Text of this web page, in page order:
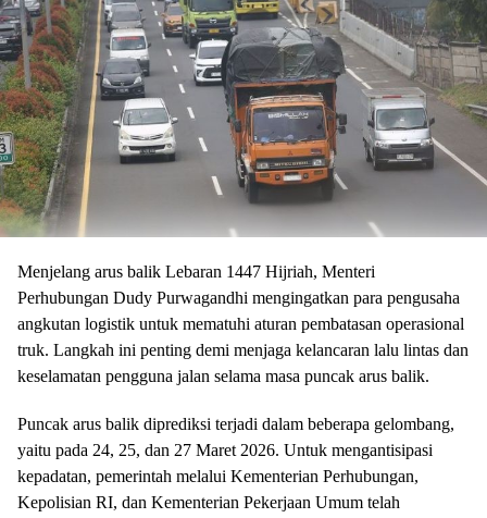
Menjelang arus balik Lebaran 1447 Hijriah, Menteri
Perhubungan Dudy Purwagandhi mengingatkan para pengusaha
angkutan logistik untuk mematuhi aturan pembatasan operasional
truk. Langkah ini penting demi menjaga kelancaran lalu lintas dan
keselamatan pengguna jalan selama masa puncak arus balik.
Puncak arus balik diprediksi terjadi dalam beberapa gelombang,
yaitu pada 24, 25, dan 27 Maret 2026. Untuk mengantisipasi
kepadatan, pemerintah melalui Kementerian Perhubungan,
Kepolisian RI, dan Kementerian Pekerjaan Umum telah